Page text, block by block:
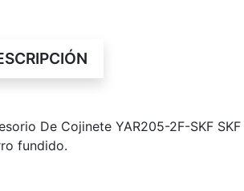
De Cojinete YAR205-2F-SKF
fundido.